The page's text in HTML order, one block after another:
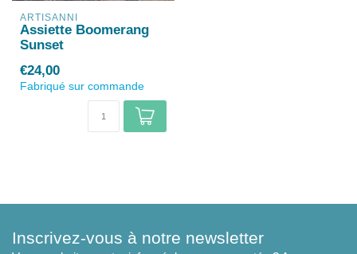
ARTISANNI
Assiette Boomerang
Sunset
€24,00
Fabriqué sur commande
Inscrivez-vous à notre newsletter